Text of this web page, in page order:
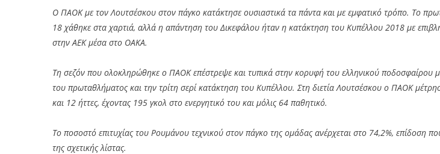
Ο ΠΑΟΚ με τον Λουτσέσκου στον πάγκο κατάκτησε ουσιαστικά τα πάντα και με εμφατικό τρόπο. Το
18 χάθηκε στα χαρτιά, αλλά η απάντηση του Δικεφάλου ήταν η κατάκτηση του Κυπέλλου 2018 με
στην ΑΕΚ μέσα στο ΟΑΚΑ.
Τη σεζόν που ολοκληρώθηκε o ΠΑΟΚ επέστρεψε και τυπικά στην κορυφή του ελληνικού ποδοσφαίρου
του πρωταθλήματος και την τρίτη σερί κατάκτηση του Κυπέλλου. Στη διετία Λουτσέσκου ο ΠΑΟΚ
και 12 ήττες, έχοντας 195 γκολ στο ενεργητικό του και μόλις 64 παθητικό.
Το ποσοστό επιτυχίας του Ρουμάνου τεχνικού στον πάγκο της ομάδας ανέρχεται στο 74,2%, επίδοση
της σχετικής λίστας.